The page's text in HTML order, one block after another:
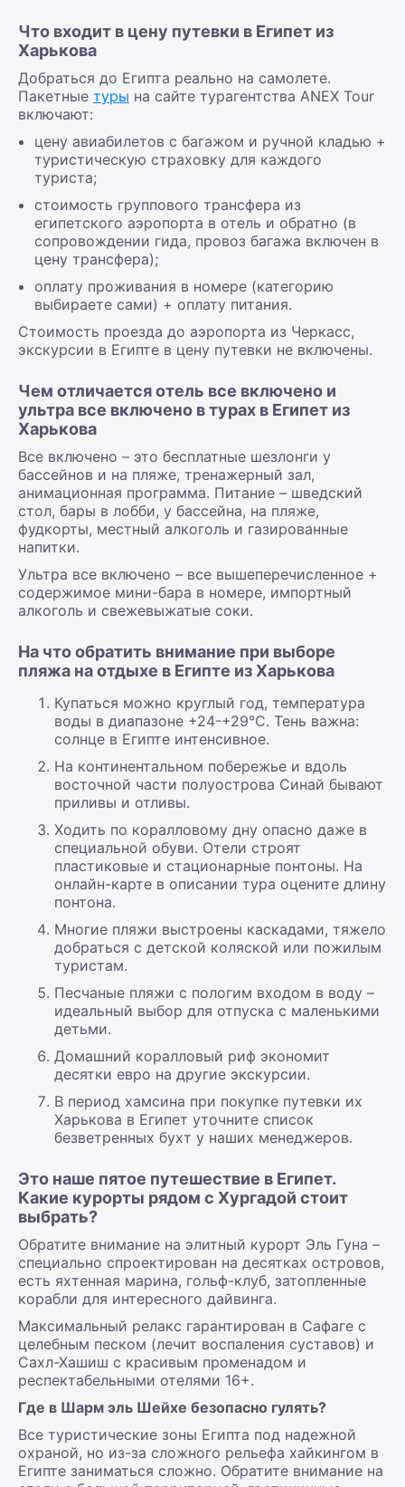
Что входит в цену путевки в Египет из
Харькова
Добраться до Египта реально на самолете.
Пакетные туры на сайте турагентства ANEX Tour
включают:
цену авиабилетов с багажом и ручной кладью +
туристическую страховку для каждого
туриста;
стоимость группового трансфера из
египетского аэропорта в отель и обратно (в
сопровождении гида, провоз багажа включен в
цену трансфера);
оплату проживания в номере (категорию
выбираете сами) + оплату питания.
Стоимость проезда до аэропорта из Черкасс,
экскурсии в Египте в цену путевки не включены.
Чем отличается отель все включено и
ультра все включено в турах в Египет из
Харькова
Все включено – это бесплатные шезлонги у
бассейнов и на пляже, тренажерный зал,
анимационная программа. Питание – шведский
стол, бары в лобби, у бассейна, на пляже,
фудкорты, местный алкоголь и газированные
напитки.
Ультра все включено – все вышеперечисленное +
содержимое мини-бара в номере, импортный
алкоголь и свежевыжатые соки.
На что обратить внимание при выборе
пляжа на отдыхе в Египте из Харькова
Купаться можно круглый год, температура
воды в диапазоне +24-+29°С. Тень важна:
солнце в Египте интенсивное.
На континентальном побережье и вдоль
восточной части полуострова Синай бывают
приливы и отливы.
Ходить по коралловому дну опасно даже в
специальной обуви. Отели строят
пластиковые и стационарные понтоны. На
онлайн-карте в описании тура оцените длину
понтона.
Многие пляжи выстроены каскадами, тяжело
добраться с детской коляской или пожилым
туристам.
Песчаные пляжи с пологим входом в воду –
идеальный выбор для отпуска с маленькими
детьми.
Домашний коралловый риф экономит
десятки евро на другие экскурсии.
В период хамсина при покупке путевки их
Харькова в Египет уточните список
безветренных бухт у наших менеджеров.
Это наше пятое путешествие в Египет.
Какие курорты рядом с Хургадой стоит
выбрать?
Обратите внимание на элитный курорт Эль Гуна –
специально спроектирован на десятках островов,
есть яхтенная марина, гольф-клуб, затопленные
корабли для интересного дайвинга.
Максимальный релакс гарантирован в Сафаге с
целебным песком (лечит воспаления суставов) и
Сахл-Хашиш с красивым променадом и
респектабельными отелями 16+.
Где в Шарм эль Шейхе безопасно гулять?
Все туристические зоны Египта под надежной
охраной, но из-за сложного рельефа хайкингом в
Египте заниматься сложно. Обратите внимание на